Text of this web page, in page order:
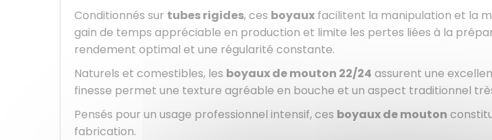
Conditionnés sur tubes rigides, ces boyaux facilitent la manipulation et la
gain de temps appréciable en production et limite les pertes liées à la
rendement optimal et une régularité constante.
Naturels et comestibles, les boyaux de mouton 22/24 assurent une
finesse permet une texture agréable en bouche et un aspect traditionnel
Pensés pour un usage professionnel intensif, ces boyaux de mouton
fabrication.